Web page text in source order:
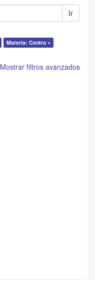
Ir
Materia: Centro ×
Mostrar filtros avanzados